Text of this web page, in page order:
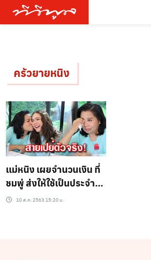
ครัวยายหนิง
เเม่หนิง เผยจำนวนเงิน ที่
ชมพู่ ส่งให้ใช้เป็นประจำ
ทุกเดือน
10 ส.ค. 2563 15:20 น.